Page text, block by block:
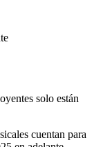
solo están
cuentan para